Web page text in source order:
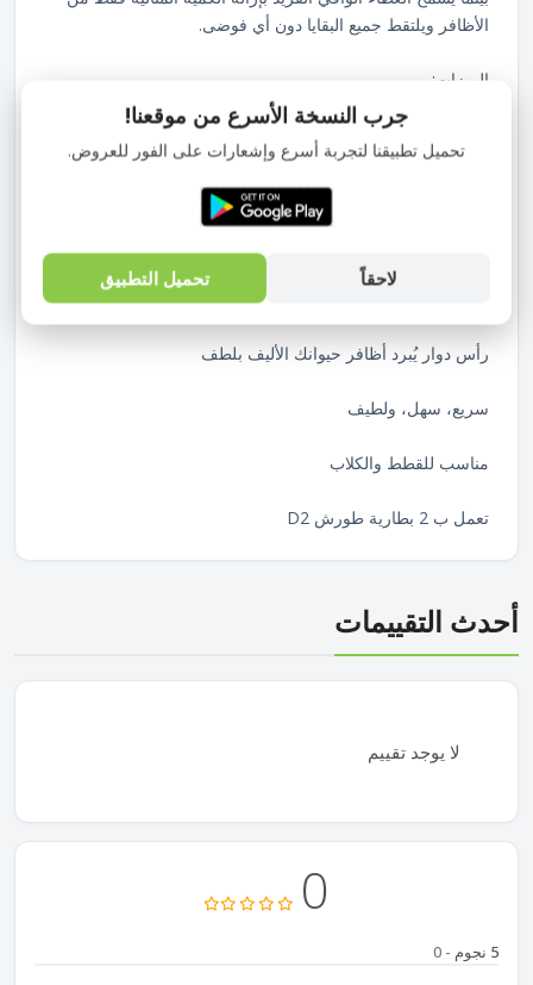
الأظافر ويلتقط جميع البقايا دون أي فوضى.
الميزات:
لا يُشقّق أو يُقطّع أو يُكسر الأظافر
رأس دوار يُبرد أظافر حيوانك الأليف بلطف
سريع، سهل، ولطيف
مناسب للقطط والكلاب
تعمل ب 2 بطارية طورش D2
أحدث التقييمات
لا يوجد تقييم
0
5 نجوم - 0
جرب النسخة الأسرع من موقعنا!
تحميل تطبيقنا لتجربة أسرع وإشعارات على الفور للعروض.
لاحقاً تحميل التطبيق